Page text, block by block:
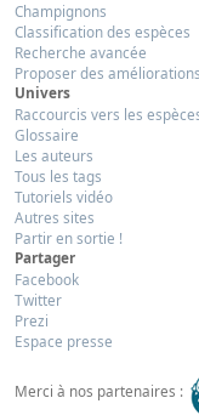
Champignons
Classification des espèces
Recherche avancée
Proposer des améliorations
Univers
Raccourcis vers les
Glossaire
Les auteurs
Tous les tags
Tutoriels vidéo
Autres sites
Partir en sortie !
Partager
Facebook
Twitter
Prezi
Espace presse
Merci à nos partenaires :